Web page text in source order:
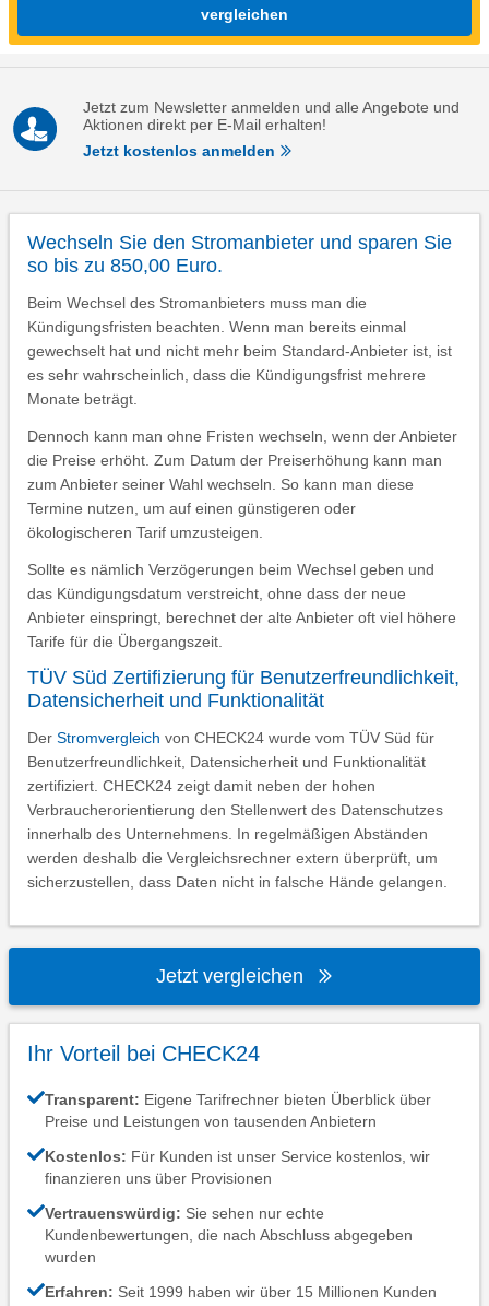
vergleichen
Jetzt zum Newsletter anmelden und alle Angebote und
Aktionen direkt per E-Mail erhalten!
Jetzt kostenlos anmelden
Wechseln Sie den Stromanbieter und sparen Sie
so bis zu 850,00 Euro.
Beim Wechsel des Stromanbieters muss man die
Kündigungsfristen beachten. Wenn man bereits einmal
gewechselt hat und nicht mehr beim Standard-Anbieter ist, ist
es sehr wahrscheinlich, dass die Kündigungsfrist mehrere
Monate beträgt.
Dennoch kann man ohne Fristen wechseln, wenn der Anbieter
die Preise erhöht. Zum Datum der Preiserhöhung kann man
zum Anbieter seiner Wahl wechseln. So kann man diese
Termine nutzen, um auf einen günstigeren oder
ökologischeren Tarif umzusteigen.
Sollte es nämlich Verzögerungen beim Wechsel geben und
das Kündigungsdatum verstreicht, ohne dass der neue
Anbieter einspringt, berechnet der alte Anbieter oft viel höhere
Tarife für die Übergangszeit.
TÜV Süd Zertifizierung für Benutzerfreundlichkeit,
Datensicherheit und Funktionalität
Der Stromvergleich von CHECK24 wurde vom TÜV Süd für
Benutzerfreundlichkeit, Datensicherheit und Funktionalität
zertifiziert. CHECK24 zeigt damit neben der hohen
Verbraucherorientierung den Stellenwert des Datenschutzes
innerhalb des Unternehmens. In regelmäßigen Abständen
werden deshalb die Vergleichsrechner extern überprüft, um
sicherzustellen, dass Daten nicht in falsche Hände gelangen.
Jetzt vergleichen
Ihr Vorteil bei CHECK24
Transparent: Eigene Tarifrechner bieten Überblick über
Preise und Leistungen von tausenden Anbietern
Kostenlos: Für Kunden ist unser Service kostenlos, wir
finanzieren uns über Provisionen
Vertrauenswürdig: Sie sehen nur echte
Kundenbewertungen, die nach Abschluss abgegeben
wurden
Erfahren: Seit 1999 haben wir über 15 Millionen Kunden